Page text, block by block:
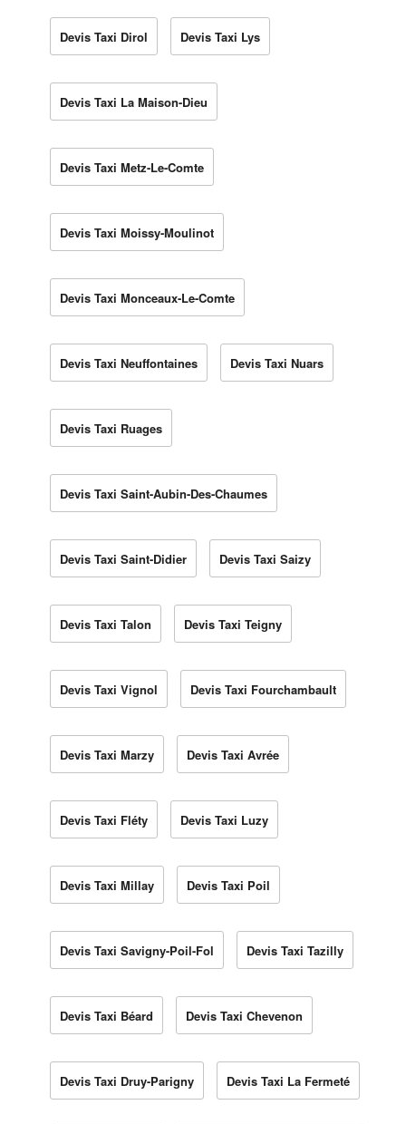
Devis Taxi Dirol Devis Taxi Lys
Devis Taxi La Maison-Dieu
Devis Taxi Metz-Le-Comte
Devis Taxi Moissy-Moulinot
Devis Taxi Monceaux-Le-Comte
Devis Taxi Neuffontaines Devis Taxi Nuars
Devis Taxi Ruages
Devis Taxi Saint-Aubin-Des-Chaumes
Devis Taxi Saint-Didier Devis Taxi Saizy
Devis Taxi Talon Devis Taxi Teigny
Devis Taxi Vignol Devis Taxi Fourchambault
Devis Taxi Marzy Devis Taxi Avrée
Devis Taxi Fléty Devis Taxi Luzy
Devis Taxi Millay Devis Taxi Poil
Devis Taxi Savigny-Poil-Fol Devis Taxi Tazilly
Devis Taxi Béard Devis Taxi Chevenon
Devis Taxi Druy-Parigny Devis Taxi La Fermeté